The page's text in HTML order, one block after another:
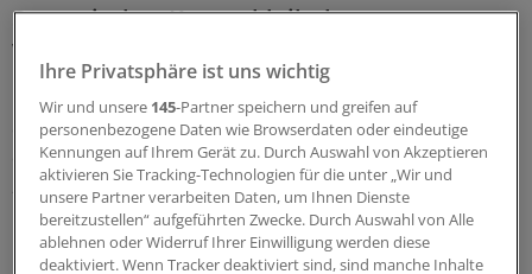
Sensorischer Kortex bleibt lange
weitgehend unbeschadet
Übereinstimmung bestand auch beim Zeitintervall, bis
ein Kältereiz als schmerzhaft bzw. unerträglich
eingestuft wurde (14,9 vs. 11,8 s; p = 0,89 bzw. 31,3 vs.
28,1 s; p = 1,0).
Ebenfalls identisch war der Schwellenwert für
Ihre Privatsphäre ist uns wichtig
Wir und unsere 145-Partner speichern und greifen auf
personenbezogene Daten wie Browserdaten oder eindeutige
Kennungen auf Ihrem Gerät zu. Durch Auswahl von Akzeptieren
aktivieren Sie Tracking-Technologien für die unter „Wir und
unsere Partner verarbeiten Daten, um Ihnen Dienste
bereitzustellen“ aufgeführten Zwecke. Durch Auswahl von Alle
ablehnen oder Widerruf Ihrer Einwilligung werden diese
deaktiviert. Wenn Tracker deaktiviert sind, sind manche Inhalte